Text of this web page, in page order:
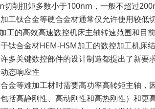
削扭矩多数小于100nm，一般不超过
钛合金等硬合金材通常仅允许使用较低
工的高效高速数控机床主轴转速范围和目
合金材HEM-HSM加工的数控加工机床
多关键数控部件的设计制造都提出了新要
态响应性
等难加工材时需要高功率高转矩主轴，
括高静刚性、高动刚性和高热刚性）和